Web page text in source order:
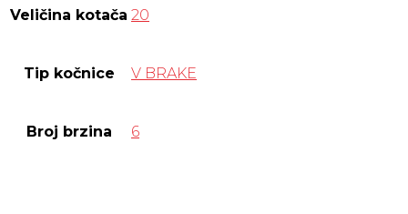
Veličina kotača 20
Tip kočnice V BRAKE
Broj brzina 6